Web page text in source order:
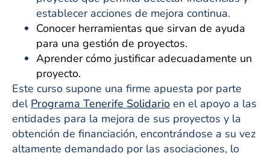
establecer acciones de mejora continua.
Conocer herramientas que sirvan de ayuda
para una gestión de proyectos.
Aprender cómo justificar adecuadamente un
proyecto.
Este curso supone una firme apuesta por parte
del Programa Tenerife Solidario en el apoyo a las
entidades para la mejora de sus proyectos y la
obtención de financiación, encontrándose a su vez
altamente demandado por las asociaciones, lo